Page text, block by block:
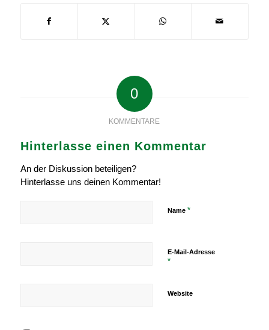
0
KOMMENTARE
Hinterlasse einen Kommentar
An der Diskussion beteiligen?
Hinterlasse uns deinen Kommentar!
Name *
E-Mail-Adresse
*
Website